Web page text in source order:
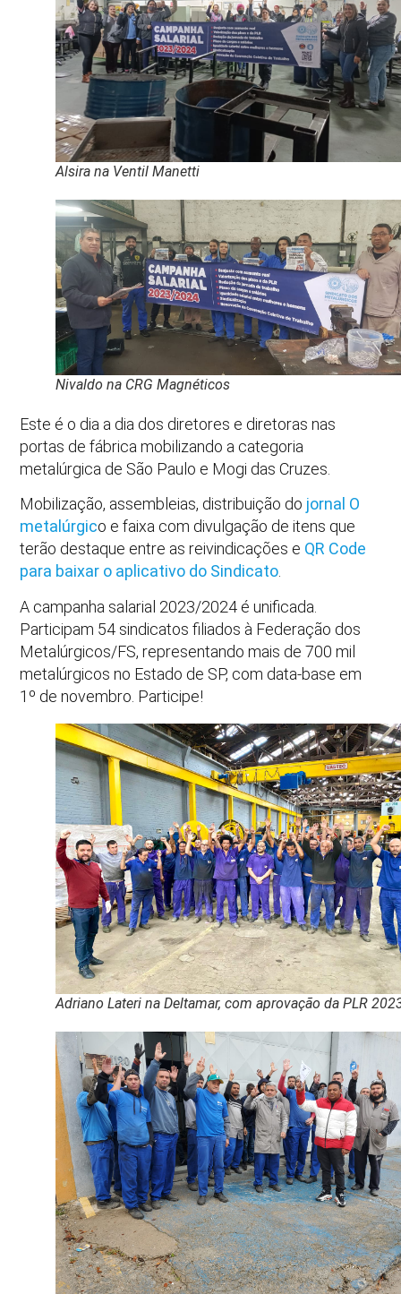
Alsira na Ventil Manetti
Nivaldo na CRG Magnéticos
Este é o dia a dia dos diretores e diretoras nas
portas de fábrica mobilizando a categoria
metalúrgica de São Paulo e Mogi das Cruzes.
Mobilização, assembleias, distribuição do jornal O
metalúrgico e faixa com divulgação de itens que
terão destaque entre as reivindicações e QR Code
para baixar o aplicativo do Sindicato
A campanha salarial 2023/2024 é unificada.
Participam 54 sindicatos filiados à Federação dos
Metalúrgicos/FS, representando mais de 700 mil
metalúrgicos no Estado de SP, com data-base em
1º de novembro. Participe!
Adriano Lateri na Deltamar, com aprovação da PLR